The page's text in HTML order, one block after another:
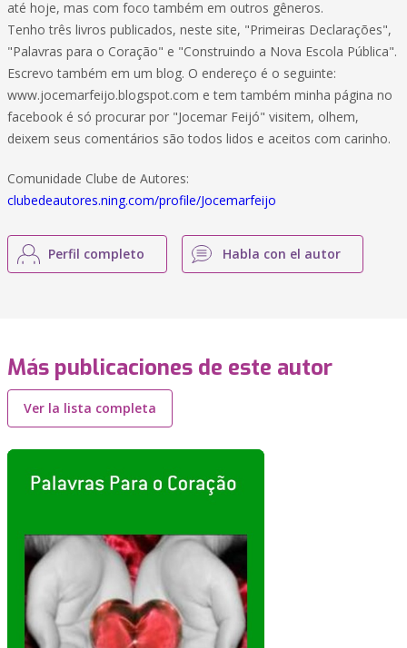
até hoje, mas com foco também em outros gêneros.
Tenho três livros publicados, neste site, "Primeiras Declarações",
"Palavras para o Coração" e "Construindo a Nova Escola Pública".
Escrevo também em um blog. O endereço é o seguinte:
www.jocemarfeijo.blogspot.com e tem também minha página no
facebook é só procurar por "Jocemar Feijó" visitem, olhem,
deixem seus comentários são todos lidos e aceitos com carinho.
Comunidade Clube de Autores:
clubedeautores.ning.com/profile/Jocemarfeijo
Perfil completo Habla con el autor
Más publicaciones de este autor
Ver la lista completa